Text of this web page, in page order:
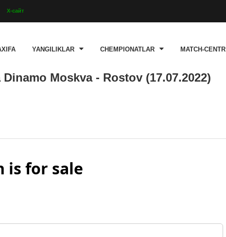
Х-сайт
YANGILIKLAR CHEMPIONATLAR MATCH-CENTR
Moskva - Rostov (17.07.2022)